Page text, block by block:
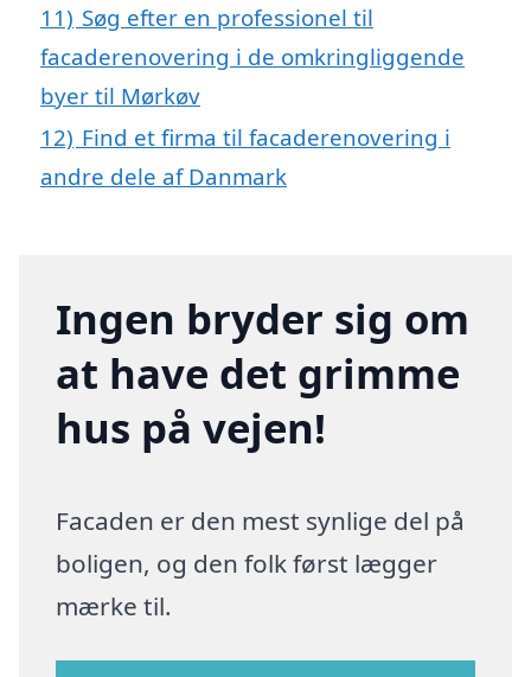
11) Søg efter en professionel til
facaderenovering i de omkringliggende
byer til Mørkøv
12) Find et firma til facaderenovering i
andre dele af Danmark
Ingen bryder sig om
at have det grimme
hus på vejen!
Facaden er den mest synlige del på
boligen, og den folk først lægger
mærke til.